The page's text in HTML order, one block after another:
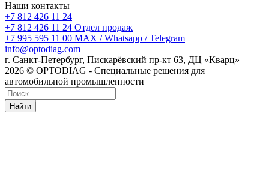
Наши контакты
+7 812 426 11 24
+7 812 426 11 24 Отдел продаж
+7 995 595 11 00 MAX / Whatsapp / Telegram
info@optodiag.com
г. Санкт-Петербург, Пискарёвский пр-кт 63, ДЦ «Кварц»
2026 © OPTODIAG - Специальные решения для
автомобильной промышленности
Найти